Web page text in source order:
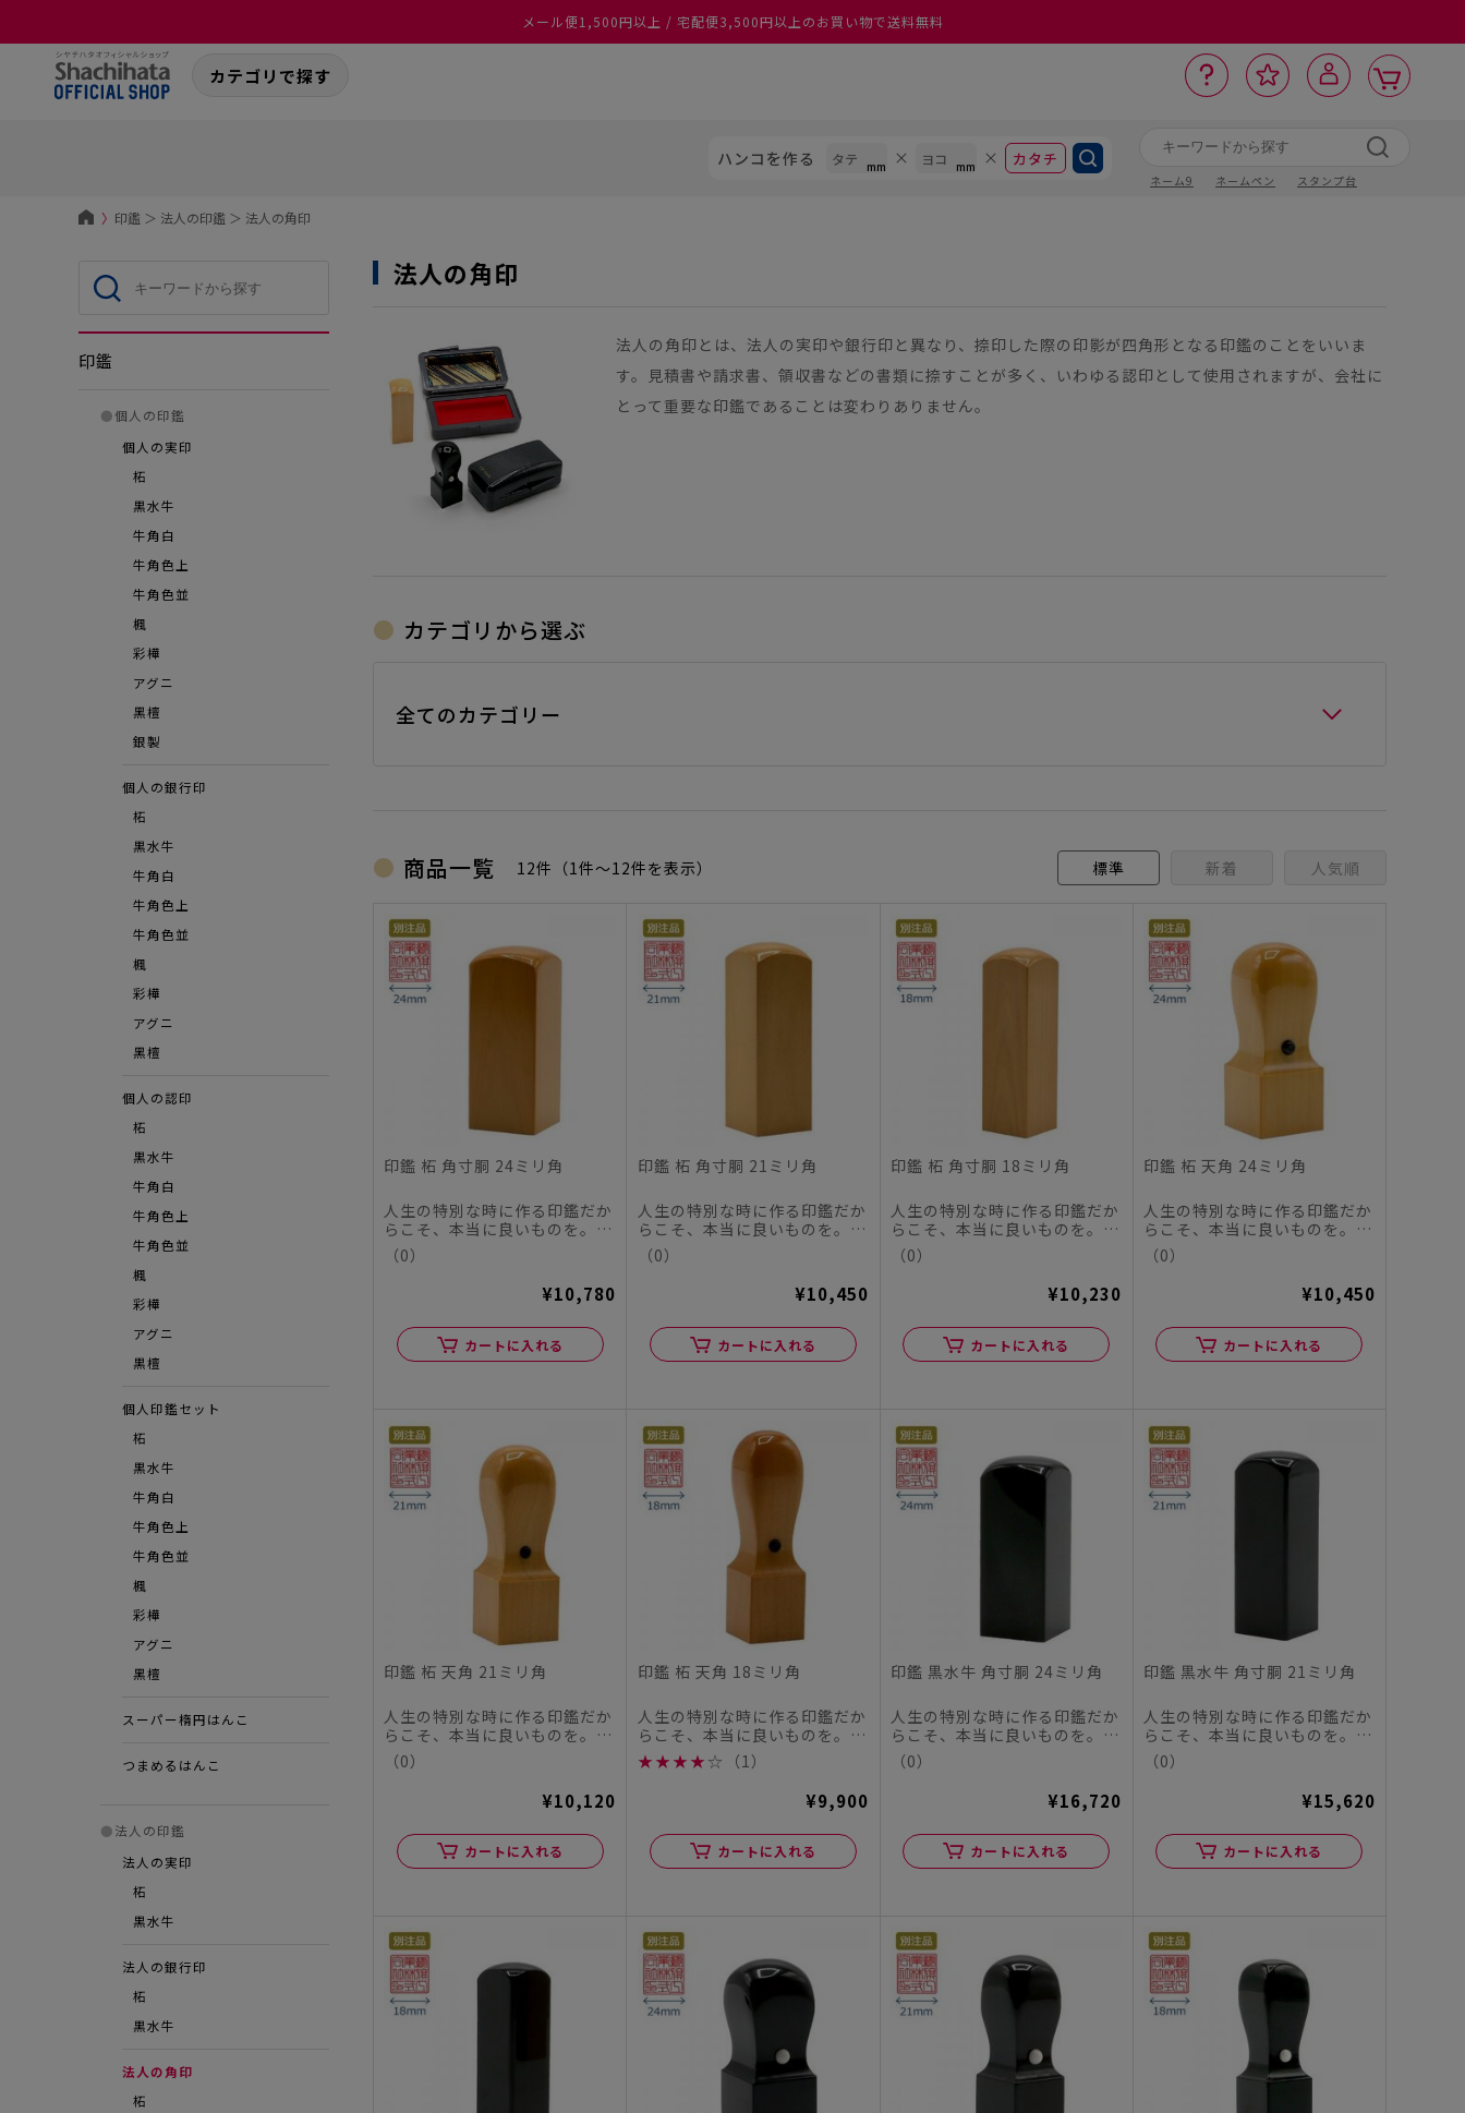
あなたに最適なスタンプをシヤチハタがレコメンド
カテゴリで探す
ハンコを作る カタチ
ネーム9 ネームペン スタンプ台
サ
ポ
ト
ー お
気
に
入
り
ロ
グ
イ
ン ト
ー
〉 印鑑 ＞ 法人の印鑑 ＞ 法人の角印
印鑑
●個人の印鑑
個人の実印
柘
黒水牛
牛角白
牛角色上
牛角色並
楓
彩樺
アグニ
⿊檀
銀製
個人の銀行印
柘
黒水牛
牛角白
牛角色上
牛角色並
楓
彩樺
アグニ
⿊檀
個人の認印
柘
黒水牛
牛角白
牛角色上
牛角色並
楓
彩樺
アグニ
黒檀
個人印鑑セット
柘
黒水牛
牛角白
牛角色上
牛角色並
楓
彩樺
アグニ
⿊檀
スーパー楕円はんこ
つまめるはんこ
●法人の印鑑
法人の実印
柘
黒水牛
法人の銀行印
柘
黒水牛
法人の角印
柘
法人の角印
法人の角印とは、法人の実印や銀行印と異なり、捺印した際の印影が四角形となる印鑑のことをいいま
す。見積書や請求書、領収書などの書類に捺すことが多く、いわゆる認印として使用されますが、会社に
とって重要な印鑑であることは変わりありません。
カテゴリから選ぶ
全てのカテゴリー
商品一覧 12件（1件〜12件を表示） 標準 新着 人気順
印鑑 柘 角寸胴 24ミリ角
人生の特別な時に作る印鑑だか
らこそ、本当に良いものを。
この度、シヤチハタオフィシャ
ル...
（0）
¥10,780
カートに入れる
印鑑 柘 角寸胴 21ミリ角
人生の特別な時に作る印鑑だか
らこそ、本当に良いものを。
この度、シヤチハタオフィシャ
ル...
（0）
¥10,450
カートに入れる
印鑑 柘 角寸胴 18ミリ角
人生の特別な時に作る印鑑だか
らこそ、本当に良いものを。
この度、シヤチハタオフィシャ
ル...
（0）
¥10,230
カートに入れる
印鑑 柘 天角 24ミリ角
人生の特別な時に作る印鑑だか
らこそ、本当に良いものを。
この度、シヤチハタオフィシャ
ル...
（0）
¥10,450
カートに入れる
印鑑 柘 天角 21ミリ角
人生の特別な時に作る印鑑だか
らこそ、本当に良いものを。
この度、シヤチハタオフィシャ
ル...
（0）
¥10,120
カートに入れる
印鑑 柘 天角 18ミリ角
人生の特別な時に作る印鑑だか
らこそ、本当に良いものを。
この度、シヤチハタオフィシャ
ル...
★ ★ ★ ★ ☆ （1）
¥9,900
カートに入れる
印鑑 黒水牛 角寸胴 24ミリ角
人生の特別な時に作る印鑑だか
らこそ、本当に良いものを。
この度、シヤチハタオフィシャ
ル...
（0）
¥16,720
カートに入れる
印鑑 黒水牛 角寸胴 21ミリ角
人生の特別な時に作る印鑑だか
らこそ、本当に良いものを。
この度、シヤチハタオフィシャ
ル...
（0）
¥15,620
カートに入れる